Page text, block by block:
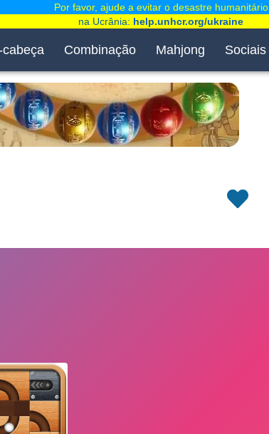
cabeça Combinação Mahjong Sociais
Por favor, ajude a evitar o desastre humanitário
na Ucrânia: help.unhcr.org/ukraine